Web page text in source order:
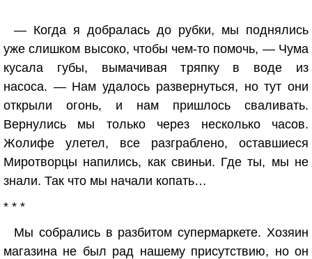
— Когда я добралась до рубки, мы поднялись
уже слишком высоко, чтобы чем-то помочь, — Чума
кусала губы, вымачивая тряпку в воде из
насоса. — Нам удалось развернуться, но тут они
открыли огонь, и нам пришлось сваливать.
Вернулись мы только через несколько часов.
Жолифе улетел, все разграблено, оставшиеся
Миротворцы напились, как свиньи. Где ты, мы не
знали. Так что мы начали копать…
* * *
Мы собрались в разбитом супермаркете. Хозяин
магазина не был рад нашему присутствию, но он